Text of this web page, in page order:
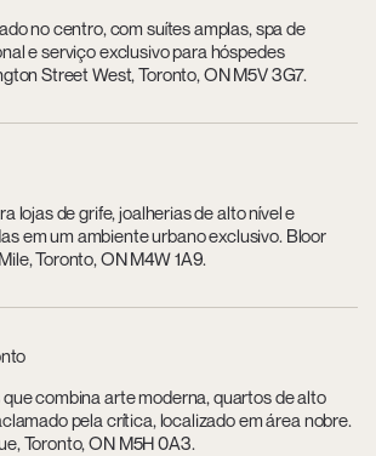
no centro, com suítes amplas, spa de
e serviço exclusivo para hóspedes
Street West, Toronto, ON M5V 3G7.
lojas de grife, joalherias de alto nível e
em um ambiente urbano exclusivo. Bloor
Toronto, ON M4W 1A9.
combina arte moderna, quartos de alto
pela crítica, localizado em área nobre.
Toronto, ON M5H 0A3.